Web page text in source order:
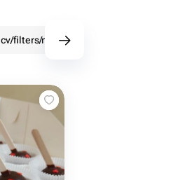
cv/filters/name_fast_delivery